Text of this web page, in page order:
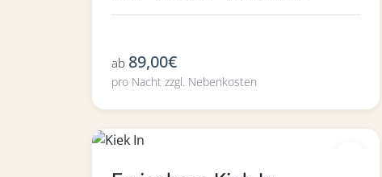
ab 89,00€
pro Nacht zzgl. Nebenkosten